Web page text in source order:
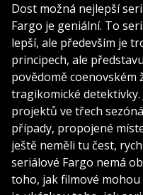
Dost možná nejlepší
Fargo je geniální. To
lepší, ale především je
principech, ale
povědomě coenovském
tragikomické detektivky.
projektů ve třech
případy, propojené
ještě neměli tu čest,
seriálové Fargo nemá
toho, jak filmové mohou